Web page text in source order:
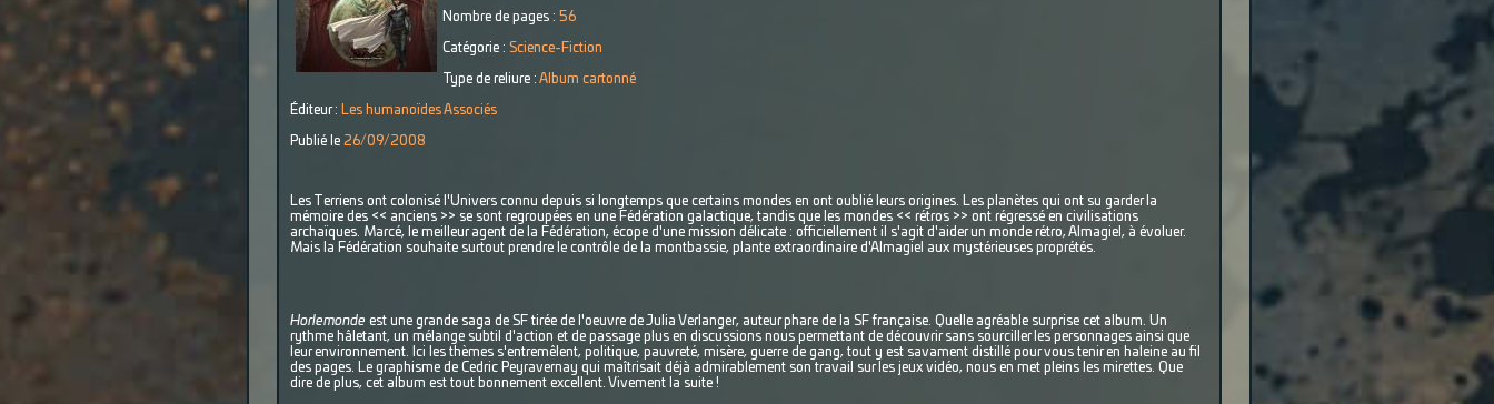
Nombre de pages : 56
Catégorie : Science-Fiction
Type de reliure : Album cartonné
Éditeur : Les humanoïdes Associés
Publié le 26/09/2008
Les Terriens ont colonisé l'Univers connu depuis si longtemps que certains mondes en ont oublié leurs origines. Les planètes qui ont su garder la
mémoire des << anciens >> se sont regroupées en une Fédération galactique, tandis que les mondes << rétros >> ont régressé en civilisations
archaïques. Marcé, le meilleur agent de la Fédération, écope d'une mission délicate : officiellement il s'agit d'aider un monde rétro, Almagiel, à évoluer.
Mais la Fédération souhaite surtout prendre le contrôle de la montbassie, plante extraordinaire d'Almagiel aux mystérieuses proprétés.
Horlemonde est une grande saga de SF tirée de l'oeuvre de Julia Verlanger, auteur phare de la SF française. Quelle agréable surprise cet album. Un
rythme hâletant, un mélange subtil d'action et de passage plus en discussions nous permettant de découvrir sans sourciller les personnages ainsi que
leur environnement. Ici les thèmes s'entremêlent, politique, pauvreté, misère, guerre de gang, tout y est savament distillé pour vous tenir en haleine au fil
des pages. Le graphisme de Cedric Peyravernay qui maîtrisait déjà admirablement son travail sur les jeux vidéo, nous en met pleins les mirettes. Que
dire de plus, cet album est tout bonnement excellent. Vivement la suite !